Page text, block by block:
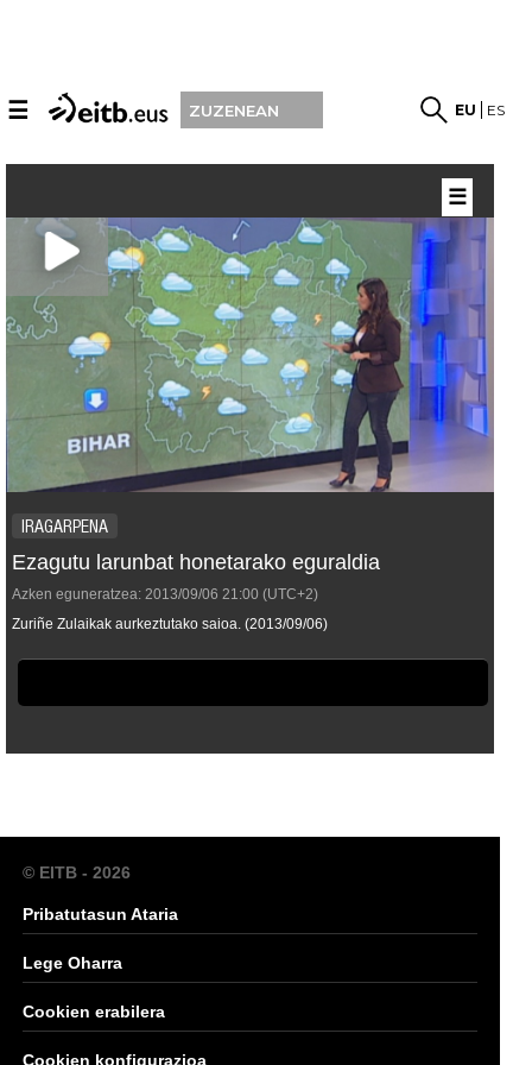
☰ ZUZENEAN EU ES
IRAGARPENA
Ezagutu larunbat honetarako eguraldia
Azken eguneratzea: 2013/09/06 21:00 (UTC+2)
Zuriñe Zulaikak aurkeztutako saioa. (2013/09/06)
☰
© EITB - 2026
Pribatutasun Ataria
Lege Oharra
Cookien erabilera
Cookien konfigurazioa